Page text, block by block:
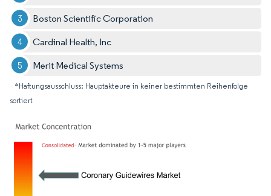
Boston Scientific Corporation
Cardinal Health, Inc
Merit Medical Systems
*Haftungsausschluss: Hauptakteure in keiner bestimmten Reihenfolge
sortiert